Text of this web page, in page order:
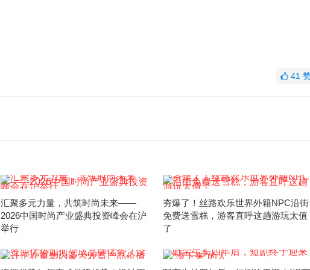
41
汇聚多元力量，共筑时尚未来——
2026中国时尚产业盛典投资峰会在沪
举行
夯爆了！丝路欢乐世界外籍NPC沿街
免费送雪糕，游客直呼这趟游玩太值
了